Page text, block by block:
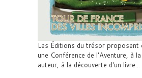
Les Éditions du trésor proposent
une Conférence de l'Aventure, à
auteur, à la découverte d'un livre...